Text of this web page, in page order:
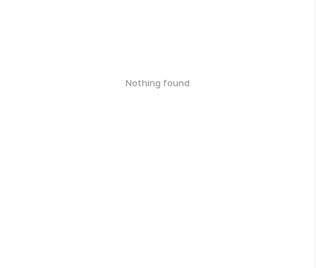
Nothing found